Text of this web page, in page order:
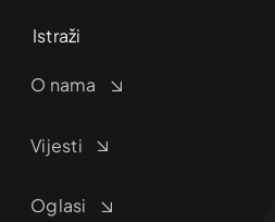
Istraži
O nama
Vijesti
Oglasi